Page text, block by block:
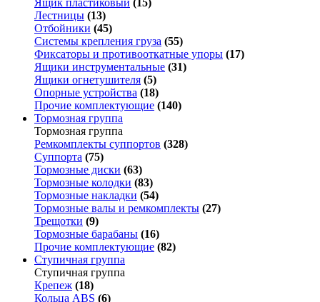
Ящик пластиковый (15)
Лестницы (13)
Отбойники (45)
Системы крепления груза (55)
Фиксаторы и противооткатные упоры (17)
Ящики инструментальные (31)
Ящики огнетушителя (5)
Опорные устройства (18)
Прочие комплектующие (140)
Тормозная группа
Тормозная группа
Ремкомплекты суппортов (328)
Суппорта (75)
Тормозные диски (63)
Тормозные колодки (83)
Тормозные накладки (54)
Тормозные валы и ремкомплекты (27)
Трещотки (9)
Тормозные барабаны (16)
Прочие комплектующие (82)
Ступичная группа
Ступичная группа
Крепеж (18)
Кольца ABS (6)